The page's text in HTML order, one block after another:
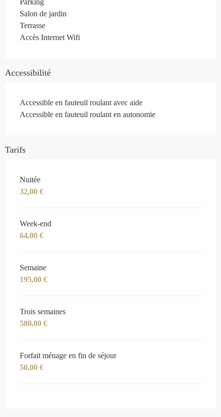
Parking
Salon de jardin
Terrasse
Accès Internet Wifi
Accessibilité
Accessible en fauteuil roulant avec aide
Accessible en fauteuil roulant en autonomie
Tarifs
Tarifs 2026
Nuitée
32,00 €
Week-end
64,00 €
Semaine
195,00 €
Trois semaines
580,00 €
Forfait ménage en fin de séjour
50,00 €